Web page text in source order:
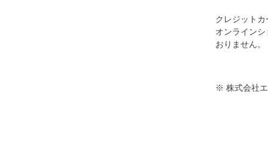
クレジット
オンライン
おりません。
※ 株式会社